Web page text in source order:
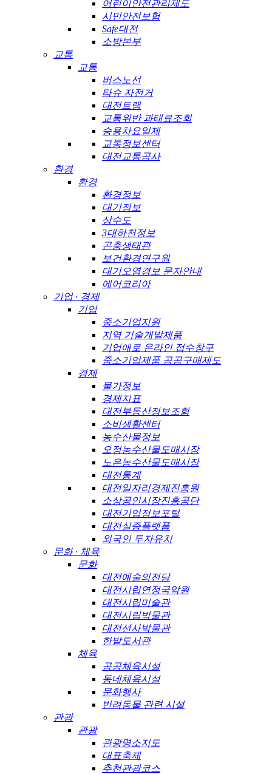
어린이안전관리제도
시민안전보험
Safe대전
소방본부
교통
교통
버스노선
타슈 자전거
대전트램
교통위반 과태료조회
승용차요일제
교통정보센터
대전교통공사
환경
환경
환경정보
대기정보
상수도
3대하천정보
곤충생태관
보건환경연구원
대기오염경보 문자안내
에어코리아
기업 · 경제
기업
중소기업지원
지역 기술개발제품
기업애로 온라인 접수창구
중소기업제품 공공구매제도
경제
물가정보
경제지표
대전부동산정보조회
소비생활센터
농수산물정보
오정농수산물도매시장
노은농수산물도매시장
대전통계
대전일자리경제진흥원
소상공인시장진흥공단
대전기업정보포털
대전실증플랫폼
외국인 투자유치
문화 · 체육
문화
대전예술의전당
대전시립연정국악원
대전시립미술관
대전시립박물관
대전선사박물관
한밭도서관
체육
공공체육시설
동네체육시설
문화행사
반려동물 관련 시설
관광
관광
관광명소지도
대표축제
추천관광코스